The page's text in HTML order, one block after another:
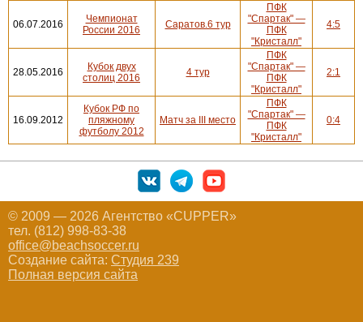
06.07.2016
Чемпионат
России 2016
Саратов.6 тур
ПФК
"Спартак" —
ПФК
"Кристалл"
4:5
28.05.2016
Кубок двух
столиц 2016
4 тур
ПФК
"Спартак" —
ПФК
"Кристалл"
2:1
16.09.2012
Кубок РФ по
пляжному
футболу 2012
Матч за III место
ПФК
"Спартак" —
ПФК
"Кристалл"
0:4
© 2009 — 2026 Агентство «CUPPER»
тел. (812) 998-83-38
office@beachsoccer.ru
Создание сайта: Студия 239
Полная версия сайта